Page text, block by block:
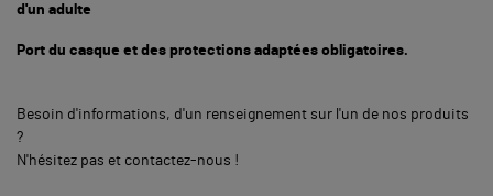
d'un adulte
Port du casque et des protections adaptées obligatoires.
Besoin d'informations, d'un renseignement sur l'un de nos produits
?
N'hésitez pas et contactez-nous !